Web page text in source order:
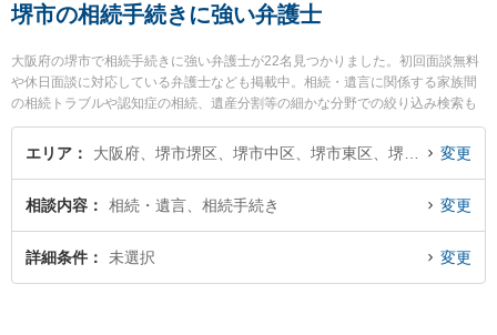
堺市の相続手続きに強い弁護士
大阪府の堺市で相続手続きに強い弁護士が22名見つかりました。初回面談無料
や休日面談に対応している弁護士なども掲載中。相続・遺言に関係する家族間
の相続トラブルや認知症の相続、遺産分割等の細かな分野での絞り込み検索も
でき便利です。特に福智法律事務所の坂田 泰紘弁護士や堺新町法律事務所の岬
宏美弁護士、ベリーベスト法律事務所 堺オフィスの横溝 英紀弁護士のプロフィ
のトラブル解決の実績豊富な近くの弁護士を検索したい』『初回相談無料で相
続手続きを法律相談できる堺市内の弁護士に相談予約したい』などでお困りの
相談者さんにおすすめです。
エリア 変更
相談内容 相続・遺言、相続手続き 変更
詳細条件 未選択 変更